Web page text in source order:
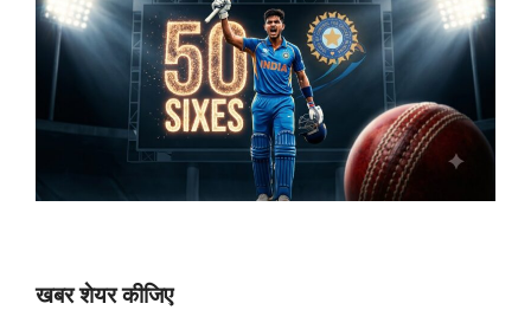
खबर शेयर कीजिए